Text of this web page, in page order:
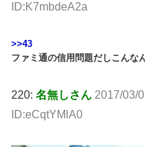
ID:K7mbdeA2a
>>43
ファミ通の信用問題だしこんな
220: 名無しさん 2017/03/
ID:eCqtYMlA0